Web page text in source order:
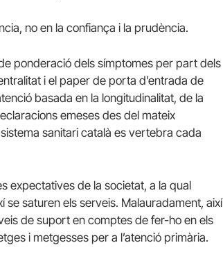
no en la confiança i la prudència.
ponderació dels símptomes per part dels
i el paper de porta d’entrada de
basada en la longitudinalitat, de la
emeses des del mateix
sanitari català es vertebra cada
expectatives de la societat, a la qual
saturen els serveis. Malauradament, així
de suport en comptes de fer-ho en els
i metgesses per a l’atenció primària.